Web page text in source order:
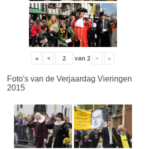
« < van 2 > »
Foto's van de Verjaardag Vieringen
2015